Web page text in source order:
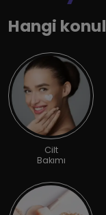
Hangi
Cilt
Bakımı